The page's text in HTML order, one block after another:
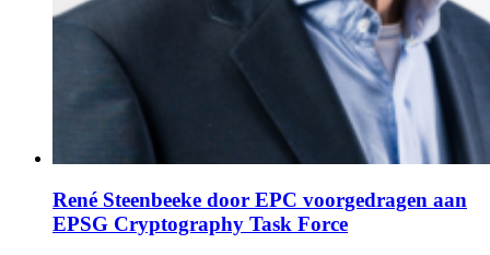
René Steenbeeke door EPC voorgedragen aan
EPSG Cryptography Task Force